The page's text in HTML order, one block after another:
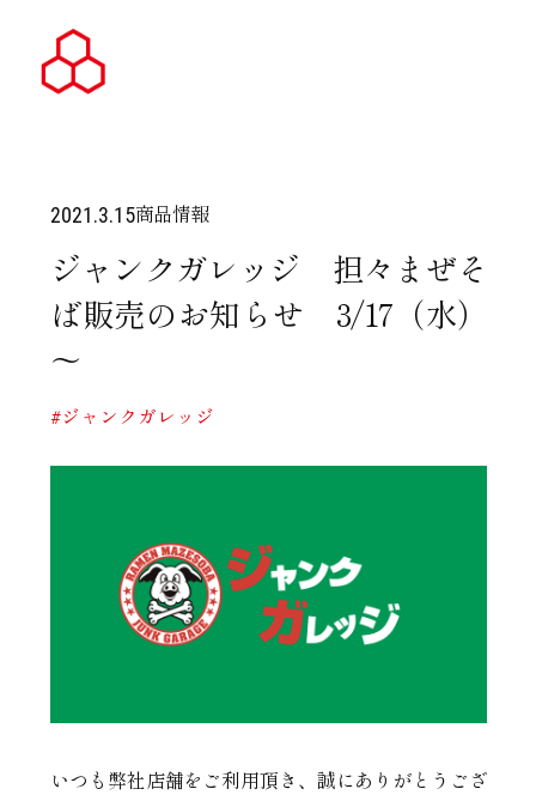
2021.3.15商品情報
ジャンクガレッジ 担々まぜそ
ば販売のお知らせ 3/17（水）
～
#ジャンクガレッジ
いつも弊社店舗をご利用頂き、誠にありがとうござ